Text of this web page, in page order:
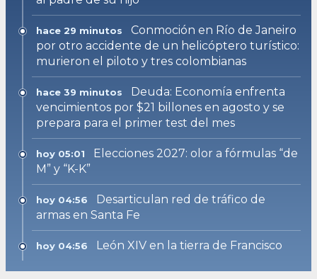
hace 29 minutos
Conmoción en Río de Janeiro
por otro accidente de un helicóptero turístico:
murieron el piloto y tres colombianas
hace 39 minutos
Deuda: Economía enfrenta
vencimientos por $21 billones en agosto y se
prepara para el primer test del mes
hoy 05:01
Elecciones 2027: olor a fórmulas “de
M” y “K-K”
hoy 04:56
Desarticulan red de tráfico de
armas en Santa Fe
hoy 04:56 León XIV en la tierra de Francisco